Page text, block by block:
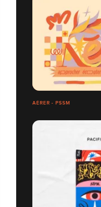
AÉRER - PSSM